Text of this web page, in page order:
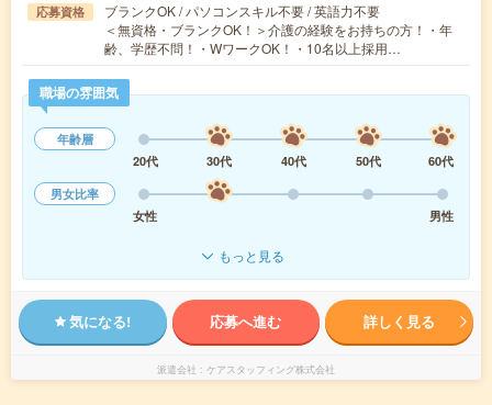
応募資格
ブランクOK / パソコンスキル不要 / 英語力不要
＜無資格・ブランクOK！＞介護の経験をお持ちの方！・年
齢、学歴不問！・WワークOK！・10名以上採用…
職場の雰囲気
年齢層
20代
30代 40代 50代
60代
男女比率
女性
男性
もっと見る
気になる! 応募へ進む 詳しく見る
派遣会社 ケアスタッフィング株式会社